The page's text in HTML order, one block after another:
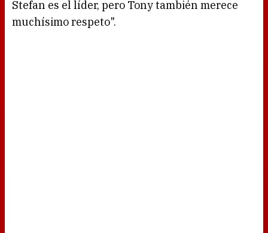
Stefan es el líder, pero Tony también merece
muchísimo respeto".